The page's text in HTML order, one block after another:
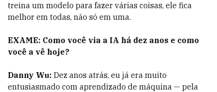
treina um modelo para fazer várias coisas, ele fica
melhor em todas, não só em uma.
EXAME: Como você via a IA há dez anos e como
você a vê hoje?
Danny Wu: Dez anos atrás, eu já era muito
entusiasmado com aprendizado de máquina — pela